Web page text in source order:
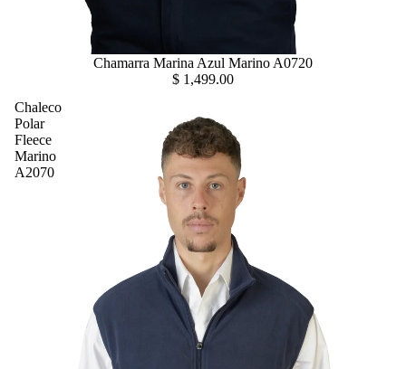
Chamarra Marina Azul Marino A0720
$ 1,499.00
Chaleco
Polar
Fleece
Marino
A2070